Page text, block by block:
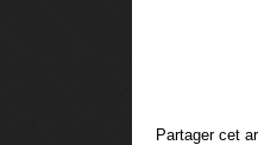
Partager cet